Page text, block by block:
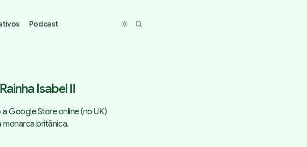
Podcast Toggle dark mode
Isabel II
Google Store online (no UK)
britânica.